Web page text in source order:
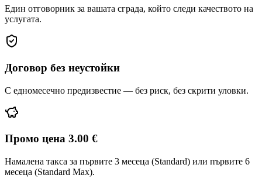
Един отговорник за вашата сграда, който следи качеството на
услугата.
Договор без неустойки
С едномесечно предизвестие — без риск, без скрити уловки.
Промо цена 3.00 €
Намалена такса за първите 3 месеца (Standard) или първите 6
месеца (Standard Max).